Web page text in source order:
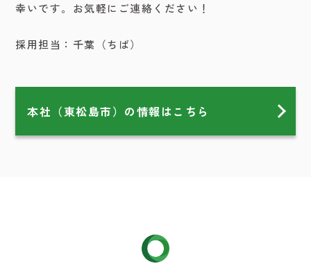
幸いです。お気軽にご連絡ください！
採用担当：千葉（ちば）
本社（東松島市）の情報はこちら